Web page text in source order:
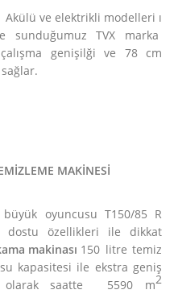
ve elektrikli modelleri ı
sunduğumuz TVX marka
genişilği ve 78 cm
MAKİNESİ
büyük oyuncusu T150/85 R
dostu özellikleri ile dikkat
makinası 150 litre temiz
kapasitesi ile ekstra geniş
olarak saatte 5590 m2